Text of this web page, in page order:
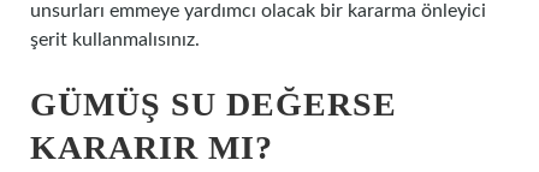
unsurları emmeye yardımcı olacak bir kararma önleyici
şerit kullanmalısınız.
GÜMÜŞ SU DEĞERSE
KARARIR MI?